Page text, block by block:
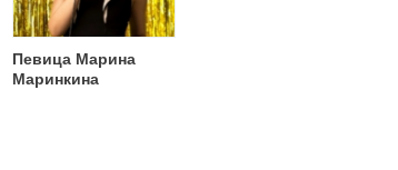
Певица Марина
Маринкина